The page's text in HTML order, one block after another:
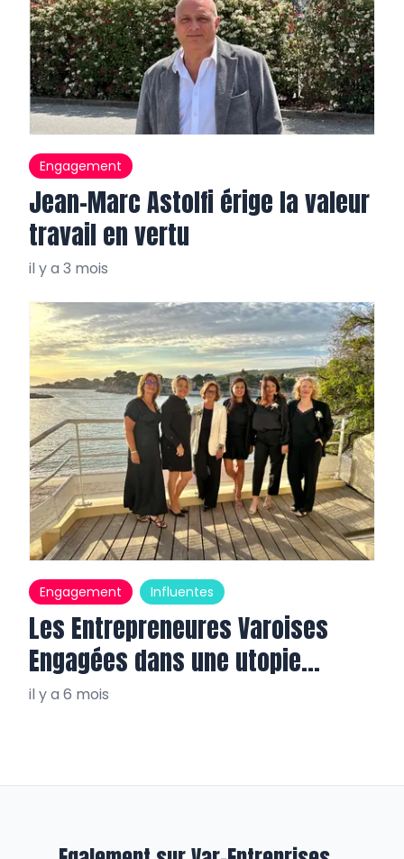
Engagement
Jean-Marc Astolfi érige la valeur
travail en vertu
il y a 3 mois
Engagement Influentes
Les Entrepreneures Varoises
Engagées dans une utopie
réaliste
il y a 6 mois